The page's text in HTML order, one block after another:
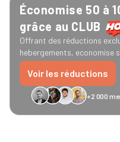
Économise 50 à
grâce au CLUB
Offrant des réductions
hebergements, economise
Voir les réductions
+2 000
GreenGo Caledonian